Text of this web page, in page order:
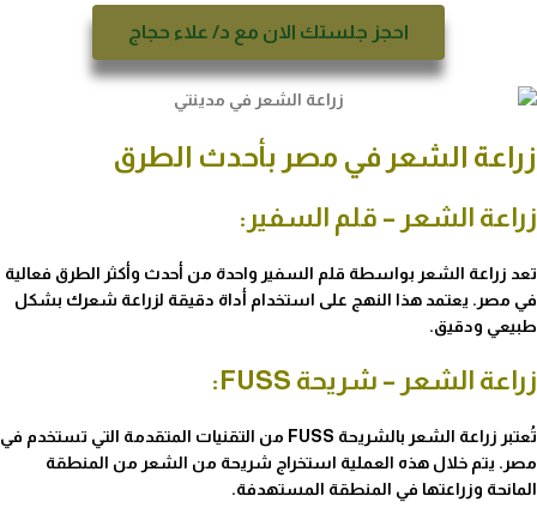
احجز جلستك الان مع د/ علاء حجاج
زراعة الشعر في مصر بأحدث الطرق
زراعة الشعر – قلم السفير:
تعد زراعة الشعر بواسطة قلم السفير واحدة من أحدث وأكثر الطرق فعالية
في مصر. يعتمد هذا النهج على استخدام أداة دقيقة لزراعة شعرك بشكل
طبيعي ودقيق.
زراعة الشعر – شريحة FUSS:
تُعتبر زراعة الشعر بالشريحة FUSS من التقنيات المتقدمة التي تستخدم في
مصر. يتم خلال هذه العملية استخراج شريحة من الشعر من المنطقة
المانحة وزراعتها في المنطقة المستهدفة.